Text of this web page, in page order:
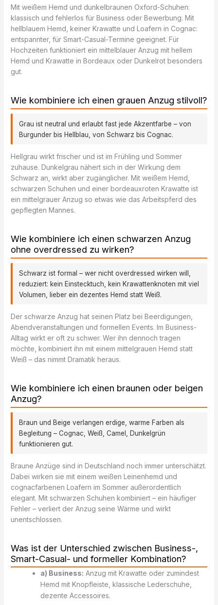
Mit weißem Hemd und dunkelbraunen Oxford-Schuhen:
klassisch und fehlerlos für Business oder Bewerbung. Mit
hellblauem Hemd, keiner Krawatte und Loafern in Cognac:
entspannter, für Smart-Casual-Termine geeignet. Für
Hochzeiten funktioniert ein mittelblauer Anzug mit hellem
Hemd und Krawatte in Bordeaux oder Dunkelrot besonders
gut.
Wie kombiniere ich einen grauen Anzug stilvoll?
Grau ist neutral und erlaubt fast jede Akzentfarbe – von
Burgunder bis Hellblau, von Schwarz bis Cognac.
Hellgrau wirkt frischer und ist im Frühling und Sommer
zuhause. Dunkelgrau nähert sich in der Wirkung dem
Schwarz an, wirkt aber zugänglicher. Mit weißem Hemd,
schwarzen Schuhen und einer bordeauxroten Krawatte ist
ein mittelgrauer Anzug so etwas wie das Arbeitspferd des
gepflegten Mannes.
Wie kombiniere ich einen schwarzen Anzug
ohne overdressed zu wirken?
Schwarz ist formal – wer nicht overdressed wirken will,
reduziert: kein Einstecktuch, kein Krawattenknoten mit viel
Volumen, lieber ein dezentes Hemd statt Weiß.
Der schwarze Anzug hat seinen Platz bei Beerdigungen,
Abendveranstaltungen und formellen Events. Im Business-
Alltag wirkt er oft zu schwer. Wer ihn dennoch tragen
möchte, kombiniert ihn mit einem mittelgrauen Hemd statt
Weiß – das nimmt Dramatik heraus.
Wie kombiniere ich einen braunen oder beigen
Anzug?
Braun und Beige verlangen erdige, warme Farben als
Begleitung – Cognac, Weiß, Camel, Dunkelgrün
funktionieren gut.
Braune Anzüge sind in Deutschland noch immer unterschätzt.
Dabei wirken sie mit einem weißen Leinenhemd und
cognacfarbenen Loafern im Sommer außerordentlich
elegant. Mit schwarzen Schuhen kombiniert – ein häufiger
Fehler – verliert der Anzug seine Wärme und wirkt
unentschlossen.
Was ist der Unterschied zwischen Business-,
Smart-Casual- und formeller Kombination?
a) Business: Anzug mit Krawatte oder zumindest
Hemd mit Knopfleiste, klassische Lederschuhe,
dezente Accessoires.